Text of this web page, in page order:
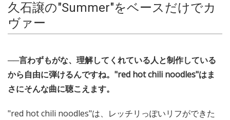
久石譲の"Summer"をベースだけでカ
ヴァー
──言わずもがな、理解してくれている人と制作している
から自由に弾けるんですね。"red hot chili noodles"はま
さにそんな曲に聴こえます。
"red hot chili noodles"は、レッチリっぽいリフができた